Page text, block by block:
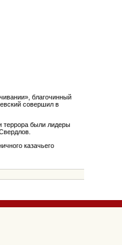
благочинный
совершил в
террора были лидеры
казачьего